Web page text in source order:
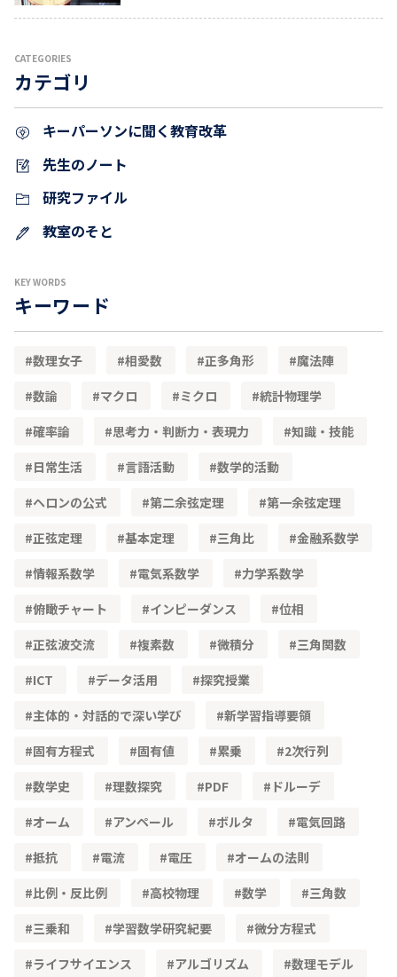
CATEGORIES
カテゴリ
キーパーソンに聞く教育改革
先生のノート
研究ファイル
教室のそと
KEY WORDS
キーワード
数理女子 相愛数 正多角形
魔法陣
数論
マクロ ミクロ
統計物理学
確率論
思考力・判断力・表現力
知識・技能
日常生活
言語活動
数学的活動
ヘロンの公式
第二余弦定理
第一余弦定理
正弦定理
基本定理 三角比
金融系数学
情報系数学
電気系数学
力学系数学
俯瞰チャート
インピーダンス
位相
正弦波交流
複素数 微積分
三角関数
ICT
データ活用
探究授業
主体的・対話的で深い学び
新学習指導要領
固有方程式
固有値 累乗
2次行列
数学史
理数探究 PDF
ドルーデ
オーム
アンペール ボルタ
電気回路
抵抗
電流 電圧
オームの法則
比例・反比例
高校物理 数学
三角数
三乗和
学習数学研究紀要
微分方程式
ライフサイエンス
アルゴリズム 数理モデル